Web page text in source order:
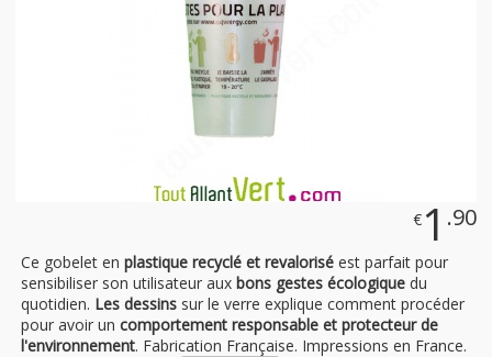
€ 1 .90
Ce gobelet en plastique recyclé et revalorisé est parfait pour
sensibiliser son utilisateur aux bons gestes écologique du
quotidien. Les dessins sur le verre explique comment procéder
pour avoir un comportement responsable et protecteur de
l'environnement. Fabrication Française. Impressions en France.